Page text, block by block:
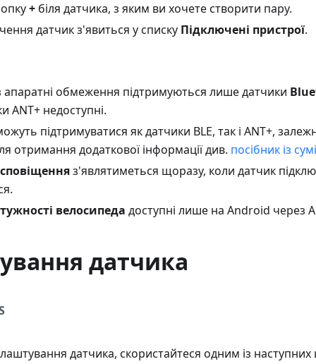
+ біля датчика, з яким ви хочете створити пару.
датчик з'явиться у списку Підключені пристрої.
обмеження підтримуються лише датчики
ANT+ недоступні.
підтримуватися як датчики BLE, так і ANT+,
отримання додаткової інформації див. посібник із
з'являтиметься щоразу, коли датчик
велосипеда доступні лише на Android через
датчика
датчика, скористайтеся одним із наступних